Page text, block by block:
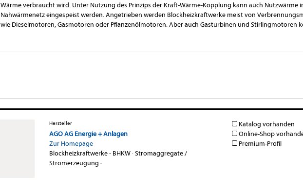
Wärme verbraucht wird. Unter Nutzung des Prinzips der Kraft-Wärme-Kopplung kann auch Nutzwärme
Nahwärmenetz eingespeist werden. Angetrieben werden Blockheizkraftwerke meist von
wie Dieselmotoren, Gasmotoren oder Pflanzenölmotoren. Aber auch Gasturbinen und Stirlingmotoren
Hersteller
AGO AG Energie + Anlagen
Zur Homepage
Blockheizkraftwerke - BHKW·Stromaggregate /
Stromerzeugung ·
Katalog vorhanden
Online-Shop
Premium-Profil